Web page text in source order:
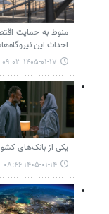
منوط به حمایت
احداث این
۱۴۰۵-۰۱-۱۷ ۰۹:۰۳
یکی از بانک‌های
۱۴۰۵-۰۱-۱۴ ۰۸:۴۶